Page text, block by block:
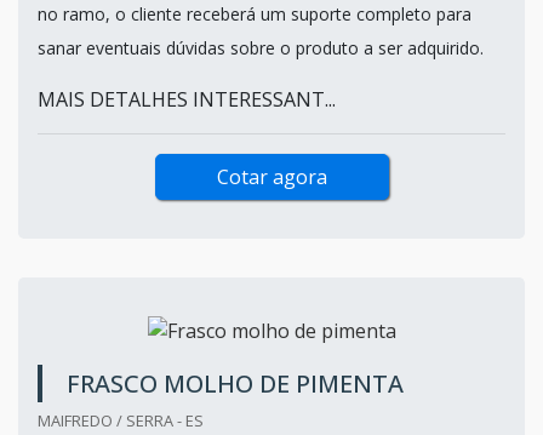
no ramo, o cliente receberá um suporte completo para
sanar eventuais dúvidas sobre o produto a ser adquirido.
MAIS DETALHES INTERESSANT...
Cotar agora
FRASCO MOLHO DE PIMENTA
MAIFREDO / SERRA - ES